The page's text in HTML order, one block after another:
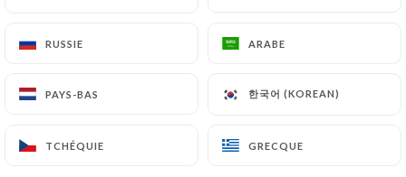
RUSSIE ARABE
PAYS-BAS 한국어 (KOREAN)
TCHÉQUIE GRECQUE
offrir une expérience inoubliable
dans notre restaurant biologique
RUSSIE ARABE
PAYS-BAS 한국어 (KOREAN)
TCHÉQUIE GRECQUE